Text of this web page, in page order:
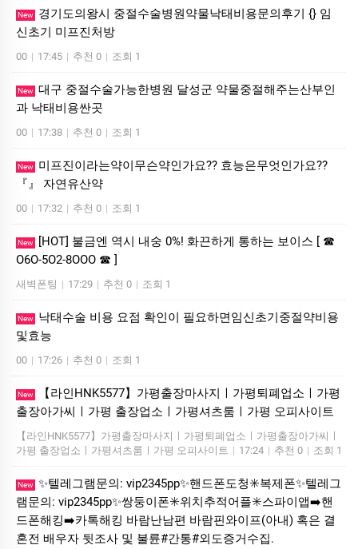
New
경기도의왕시 중절수술병원약물낙태비용문의후기 {} 임
신초기 미­프진처방
00 | 17:45 | 추천 0 | 조회 1
New 대구 중절수술가능한병원 달성군 약물중절해주는산부인
과 낙­태비용싼곳
00 | 17:38 | 추천 0 | 조회 1
New
미프진이라는약이무슨약인가요?? 효능은무엇인가요??
『』 자연유산약
00 | 17:32 | 추천 0 | 조회 1
New
[HOT] 불금엔 역시 내숭 0%! 화끈하게 통하는 보이스 [ ☎
O6O-5O2-8OOO ☎ ]
새벽폰팅 | 17:29 | 추천 0 | 조회 1
New
낙태수술 비용 요점 확인이 필요하면임신초기중절약비용
및효능
00 | 17:26 | 추천 0 | 조회 1
New
【라인HNK5577】가평출장마사지ㅣ가평퇴폐업소ㅣ가평
출장아가씨ㅣ가평 출장업소ㅣ가평셔츠룸ㅣ가평 오피사이트
【라인HNK5577】가평출장마사지ㅣ가평퇴폐업소ㅣ가평출장아가씨ㅣ
가평 출장업소ㅣ가평셔츠룸ㅣ가평 오피사이트 | 17:24 | 추천 0 | 조회 1
New ✨텔레그램문의: vip2345pp✨핸드폰도청✳️복제폰✨텔레그
램문의: vip2345pp✨쌍둥이폰✳️위치추적어플✳️스파이앱➡️핸
드폰해킹➡️카톡해킹 바람난남편 바람핀와이프(아내) 혹은 결
혼전 배우자 뒷조사 및 불륜#간통#외도증거수집.